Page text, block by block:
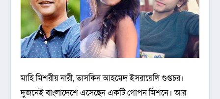
মাহি মিশরীয় নারী, তাসকিন আহমেদ ইসরায়েলি গুপ্তচর।
দুজনেই বাংলাদেশে এসেছেন একটি গোপন মিশনে। আর